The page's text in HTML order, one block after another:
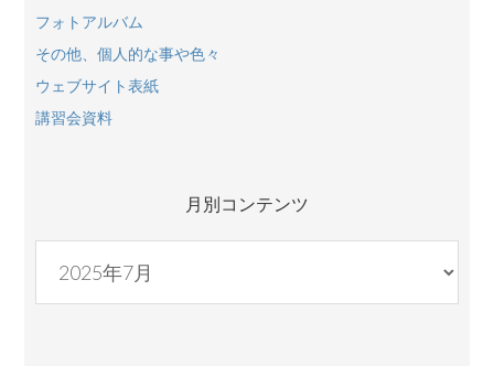
フォトアルバム
その他、個人的な事や色々
ウェブサイト表紙
講習会資料
月別コンテンツ
コ